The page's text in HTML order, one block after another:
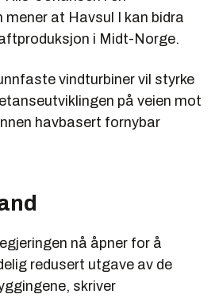
mener at Havsul I kan bidra
i Midt-Norge.
vindturbiner vil styrke
på veien mot
havbasert fornybar
nå åpner for å
redusert utgave av de
skriver